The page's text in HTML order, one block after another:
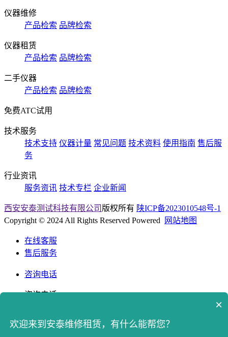
仪器维修
产品检索 品牌检索
仪器租赁
产品检索 品牌检索
二手仪器
产品检索 品牌检索
免费ATC试用
技术服务
技术支持 仪器计量 常见问题 技术资料 使用指南 售后服
务
行业资讯
服务资讯 技术专栏 企业新闻
西安安泰测试科技有限公司 版权所有 陕ICP备2023010548号-1
Copyright © 2024 All Rights Reserved Powered
网站地图
在线客服
售后服务
咨询电话
咨询电话
×
欢迎来到安泰维修租赁，有什么能帮您？